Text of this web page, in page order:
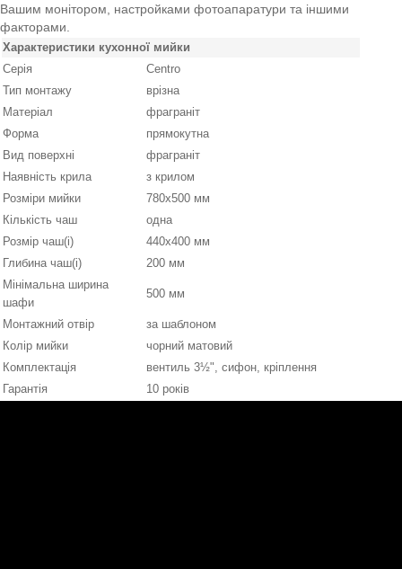
Вашим монітором, настройками фотоапаратури та іншими
факторами.
Характеристики кухонної мийки
Серія
Centro
Тип монтажу
врізна
Матеріал
фраграніт
Форма
прямокутна
Вид поверхні
фраграніт
Наявність крила
з крилом
Розміри мийки
780х500 мм
Кількість чаш
одна
Розмір чаш(і)
440х400 мм
Глибина чаш(і)
200 мм
Мінімальна ширина
шафи
500 мм
Монтажний отвір
за шаблоном
Колір мийки
чорний матовий
Комплектація
вентиль 3½", сифон, кріплення
Гарантія
10 років